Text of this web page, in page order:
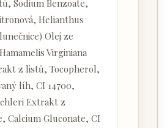
Sodium Benzoate,
Helianthus
Olej ze
Virginiana
z listů, Tocopherol,
líh, CI 14700,
Extrakt z
Calcium Gluconate, CI